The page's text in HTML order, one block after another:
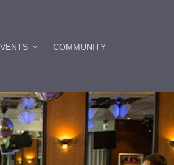
COMMUNITY